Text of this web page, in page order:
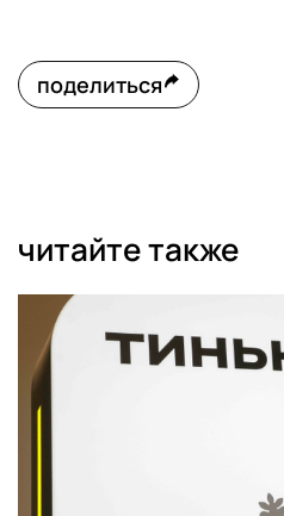
поделиться
читайте также